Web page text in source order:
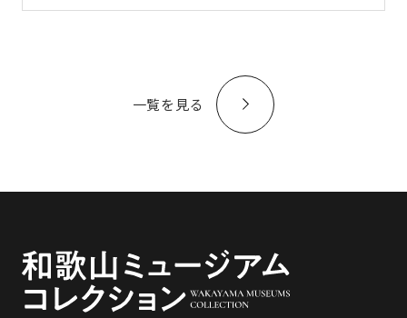
一覧を見る